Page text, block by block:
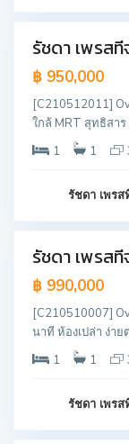
ง
รัชดา เพรส
฿ 950,000
[C210512011]
ใกล้ MRT สุทธิสาร
1
1
รัชดา เพรส
ห้
ว
ง
รัชดา เพรส
฿ 990,000
[C210510007]
นาที ห้องเปล่า ง่าย
1
1
รัชดา เพรส
ห้
ว
ง